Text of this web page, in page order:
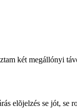
két megállónyi
elõjelzés se jót, se